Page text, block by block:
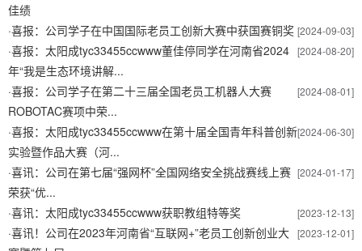
佳绩
[2024-09-03]
·喜报：公司学子在中国国际老员工创新大赛中获国赛铜奖
[2024-08-20]
·喜报：太阳成tyc33455ccwww董佳停同学在河南省2024
年“我是生态环境讲解...
[2024-08-01]
·喜报：公司学子在第二十三届全国老员工机器人大赛
ROBOTAC赛项中荣...
[2024-06-30]
·喜报：太阳成tyc33455ccwww在第十届全国青年科普创新
实验暨作品大赛（河...
[2024-01-17]
·喜讯：公司在第七届“强网杯”全国网络安全挑战赛线上赛
荣获“优...
[2023-12-13]
·喜讯：太阳成tyc33455ccwww获职教组特等奖
[2023-12-01]
·喜讯！公司在2023年河南省“互联网+”老员工创新创业大